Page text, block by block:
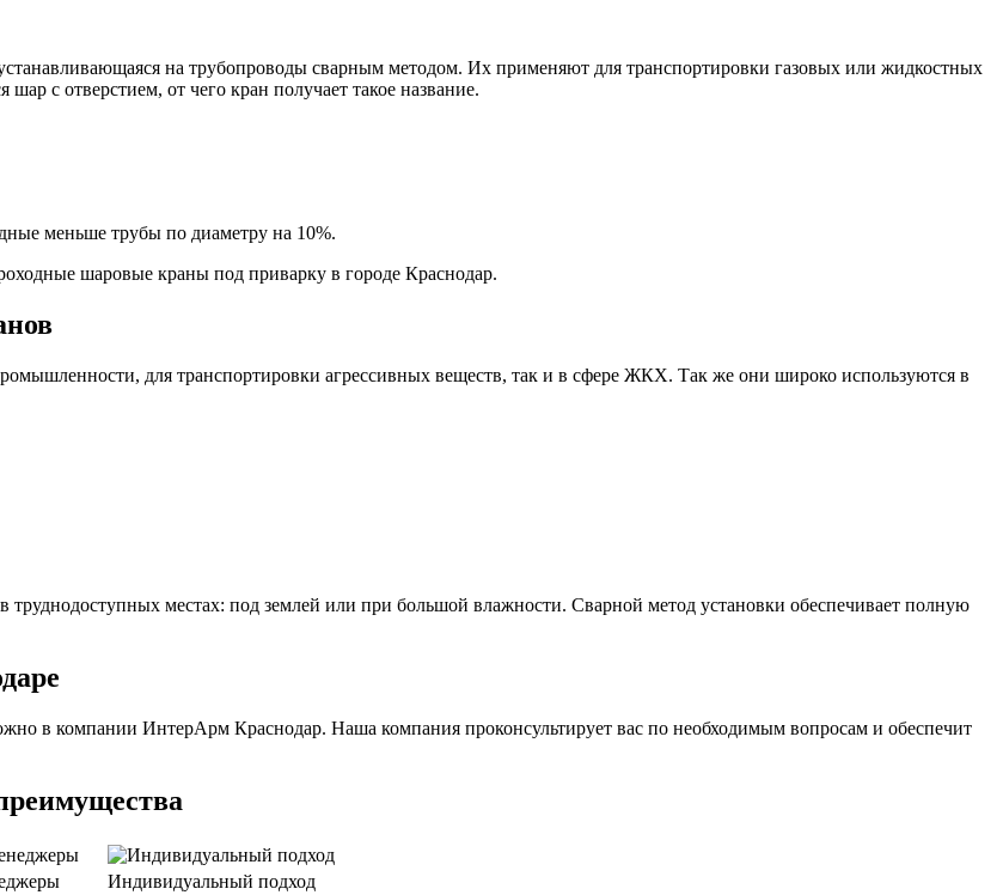
на трубопроводы сварным методом. Их применяют для транспортировки газовых или жидкостных
шар с отверстием, от чего кран получает такое название.
меньше трубы по диаметру на 10%.
шаровые краны под приварку в городе Краснодар.
для транспортировки агрессивных веществ, так и в сфере ЖКХ. Так же они широко используются в
местах: под землей или при большой влажности. Сварной метод установки обеспечивает полную
в компании ИнтерАрм Краснодар. Наша компания проконсультирует вас по необходимым вопросам и обеспечит
Индивидуальный подход